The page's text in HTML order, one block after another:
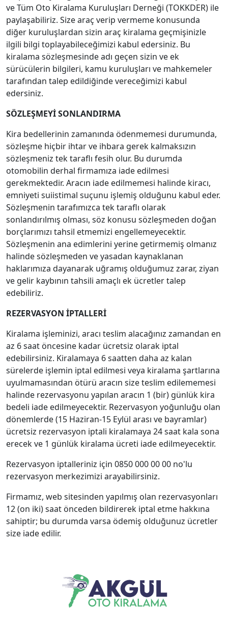
ve Tüm Oto Kiralama Kuruluşları Derneği (TOKKDER) ile
paylaşabiliriz. Size araç verip vermeme konusunda
diğer kuruluşlardan sizin araç kiralama geçmişinizle
ilgili bilgi toplayabileceğimizi kabul edersiniz. Bu
kiralama sözleşmesinde adı geçen sizin ve ek
sürücülerin bilgileri, kamu kuruluşları ve mahkemeler
tarafından talep edildiğinde vereceğimizi kabul
edersiniz.
SÖZLEŞMEYİ SONLANDIRMA
Kira bedellerinin zamanında ödenmemesi durumunda,
sözleşme hiçbir ihtar ve ihbara gerek kalmaksızın
sözleşmeniz tek taraflı fesih olur. Bu durumda
otomobilin derhal firmamıza iade edilmesi
gerekmektedir. Aracın iade edilmemesi halinde kiracı,
emniyeti suiistimal suçunu işlemiş olduğunu kabul eder.
Sözleşmenin tarafımızca tek taraflı olarak
sonlandırılmış olması, söz konusu sözleşmeden doğan
borçlarımızı tahsil etmemizi engellemeyecektir.
Sözleşmenin ana edimlerini yerine getirmemiş olmanız
halinde sözleşmeden ve yasadan kaynaklanan
haklarımıza dayanarak uğramış olduğumuz zarar, ziyan
ve gelir kaybının tahsili amaçlı ek ücretler talep
edebiliriz.
REZERVASYON İPTALLERİ
Kiralama işleminizi, aracı teslim alacağınız zamandan en
az 6 saat öncesine kadar ücretsiz olarak iptal
edebilirsiniz. Kiralamaya 6 saatten daha az kalan
sürelerde işlemin iptal edilmesi veya kiralama şartlarına
uyulmamasından ötürü aracın size teslim edilememesi
halinde rezervasyonu yapılan aracın 1 (bir) günlük kira
bedeli iade edilmeyecektir. Rezervasyon yoğunluğu olan
dönemlerde (15 Haziran-15 Eylül arası ve bayramlar)
ücretsiz rezervasyon iptali kiralamaya 24 saat kala sona
erecek ve 1 günlük kiralama ücreti iade edilmeyecektir.
Rezervasyon iptalleriniz için 0850 000 00 00 no'lu
rezervasyon merkezimizi arayabilirsiniz.
Firmamız, web sitesinden yapılmış olan rezervasyonları
12 (on iki) saat önceden bildirerek iptal etme hakkına
sahiptir; bu durumda varsa ödemiş olduğunuz ücretler
size iade edilir.